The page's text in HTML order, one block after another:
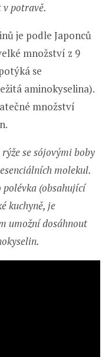
potravě.
je podle Japonců
množství z 9
se
aminokyselina).
množství
se sójovými boby
molekul.
polévka (obsahující
kuchyně, je
umožní dosáhnout